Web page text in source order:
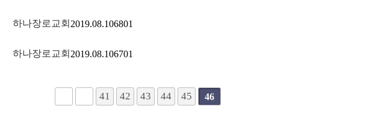
하나장로교회 2019.08.106801
하나장로교회 2019.08.106701
41 42 43 44 45 46